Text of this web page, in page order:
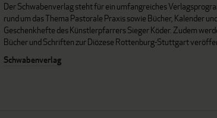
Der Schwabenverlag steht für ein umfangreiches
rund um das Thema Pastorale Praxis sowie Bücher, Kalender
Geschenkhefte des Künstlerpfarrers Sieger Köder. Zudem
Bücher und Schriften zur Diözese Rottenburg-Stuttgart
Schwabenverlag